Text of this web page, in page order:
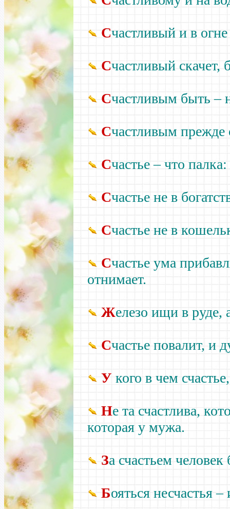
Счастливый и в
Счастливый скачет,
Счастливым быть –
Счастливым прежде
Счастье –что палка:
Счастье не в
Счастье не в
Счастье ума
отнимает.
Железо ищи в руде,
Счастье повалит, и
У кого в чем
Не та счастлива,
которая у мужа.
За счастьем
Бояться несчастья –